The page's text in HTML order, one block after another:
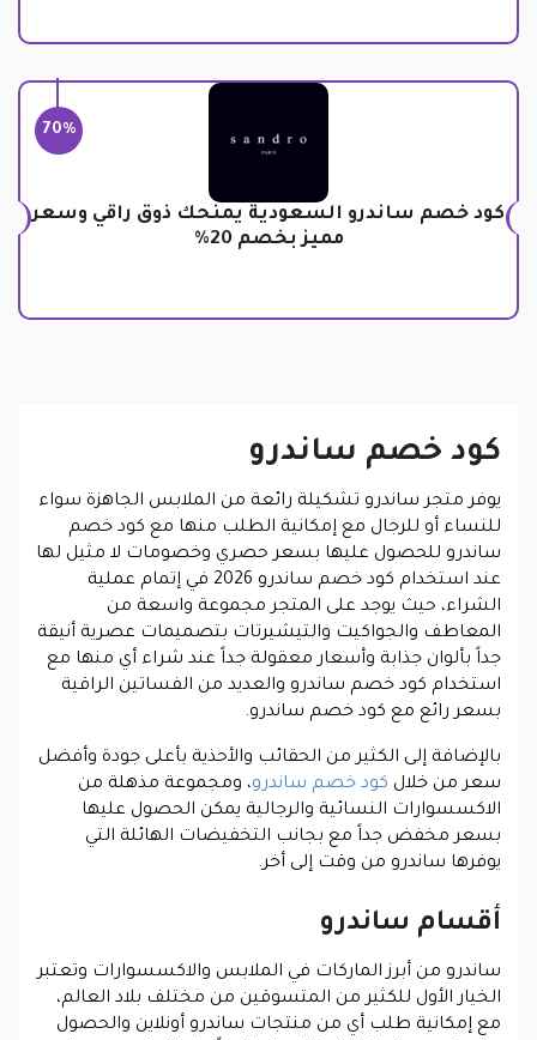
70%
كود خصم ساندرو السعودية يمنحك ذوق راقي وسعر
مميز بخصم 20%
كود خصم ساندرو
يوفر متجر ساندرو تشكيلة رائعة من الملابس الجاهزة سواء
للنساء أو للرجال مع إمكانية الطلب منها مع كود خصم
ساندرو للحصول عليها بسعر حصري وخصومات لا مثيل لها
عند استخدام كود خصم ساندرو 2026 في إتمام عملية
الشراء، حيث يوجد على المتجر مجموعة واسعة من
المعاطف والجواكيت والتيشيرتات بتصميمات عصرية أنيقة
جداً بألوان جذابة وأسعار معقولة جداً عند شراء أي منها مع
استخدام كود خصم ساندرو والعديد من الفساتين الراقية
بسعر رائع مع كود خصم ساندرو.
بالإضافة إلى الكثير من الحقائب والأحذية بأعلى جودة وأفضل
سعر من خلال كود خصم ساندرو، ومجموعة مذهلة من
الاكسسوارات النسائية والرجالية يمكن الحصول عليها
بسعر مخفض جداً مع بجانب التخفيضات الهائلة التي
يوفرها ساندرو من وقت إلى أخر.
أقسام ساندرو
ساندرو من أبرز الماركات في الملابس والاكسسوارات وتعتبر
الخيار الأول للكثير من المتسوقين من مختلف بلاد العالم،
مع إمكانية طلب أي من منتجات ساندرو أونلاين والحصول